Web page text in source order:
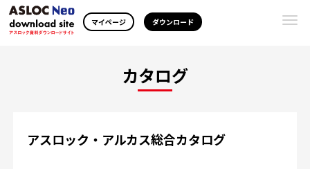
マイページ ダウンロード
カタログ
アスロック・アルカス総合カタログ